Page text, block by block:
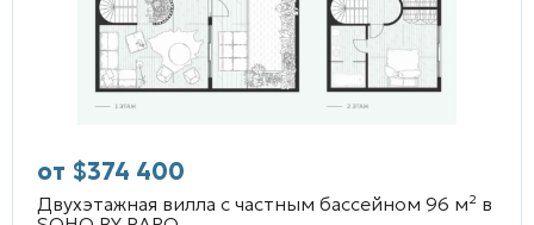
от $374 400
Двухэтажная вилла с частным бассейном 96 м² в